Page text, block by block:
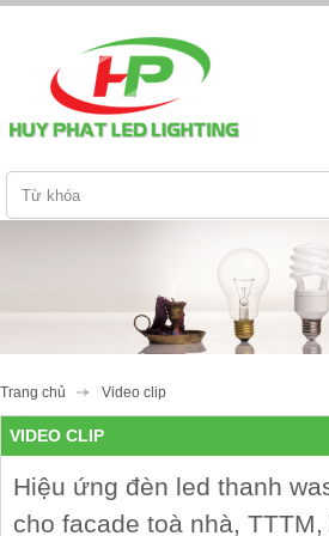
Đèn Led Cao Cấp Cosmos
Landscaping
Step Light
Đèn Spot Light
Đèn Ceilling Light
Tin tức
Video clip
Công trình
Liên hệ
Trang chủ Video clip
VIDEO CLIP
Hiệu ứng đèn led thanh
cho facade toà nhà,